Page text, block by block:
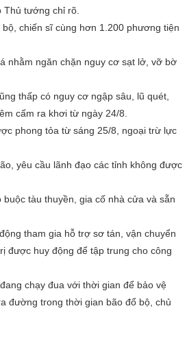
tướng chỉ rõ.
chiến sĩ cùng hơn 1.200 phương tiện
nhằm ngăn chặn nguy cơ sạt lở, vỡ bờ
thấp có nguy cơ ngập sâu, lũ quét,
cấm ra khơi từ ngày 24/8.
phong tỏa từ sáng 25/8, ngoại trừ lực
yêu cầu lãnh đạo các tỉnh không được
tàu thuyền, gia cố nhà cửa và sẵn
tham gia hỗ trợ sơ tán, vận chuyển
được huy động để tập trung cho công
chạy đua với thời gian để bảo vệ
đường trong thời gian bão đổ bộ, chủ